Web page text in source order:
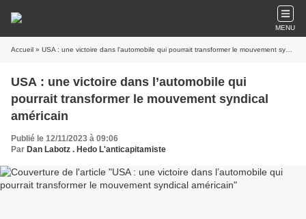
MENU
Accueil » USA : une victoire dans l’automobile qui pourrait transformer le mouvement syndical américain
USA : une victoire dans l’automobile qui
pourrait transformer le mouvement syndical
américain
Publié le 12/11/2023 à 09:06
Par Dan Labotz . Hedo L'anticapitamiste